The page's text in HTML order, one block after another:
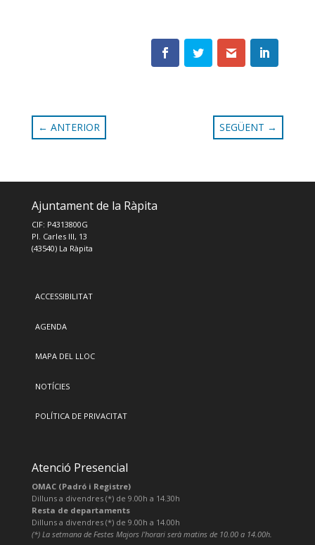
← ANTERIOR SEGÜENT →
Ajuntament de la Ràpita
CIF: P4313800G
Pl. Carles III, 13
(43540) La Ràpita
ACCESSIBILITAT
AGENDA
MAPA DEL LLOC
NOTÍCIES
POLÍTICA DE PRIVACITAT
Atenció Presencial
OMAC (Padró i Registre)
Dilluns a divendres (*) de 9.00h a 14.30h
Resta de departaments
Dilluns a divendres (*) de 9.00h a 14.00h
(*) La setmana de Festes Majors l’horari serà matins de 10.00 a 14.00h.